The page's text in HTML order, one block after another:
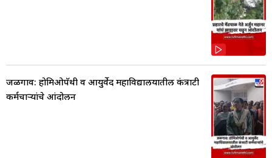
जळगाव: होमिओपॅथी व आयुर्वेद महाविद्यालयातील कंत्राटी
कर्मचाऱ्यांचे आंदोलन